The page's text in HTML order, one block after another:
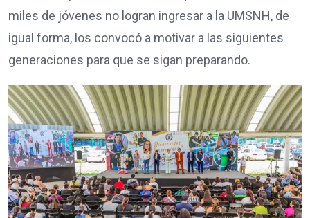
miles de jóvenes no logran ingresar a la UMSNH, de
igual forma, los convocó a motivar a las siguientes
generaciones para que se sigan preparando.